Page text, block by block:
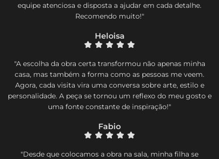
equipe atenciosa e disposta a ajudar em cada detalhe.
Recomendo muito!"
Heloisa
"A escolha da obra certa transformou não apenas minha
casa, mas também a forma como as pessoas me veem.
Agora, cada visita vira uma conversa sobre arte, estilo e
personalidade. A peça se tornou um reflexo do meu gosto e
uma fonte constante de inspiração!"
Fabio
"Desde que colocamos a obra na sala, minha filha se